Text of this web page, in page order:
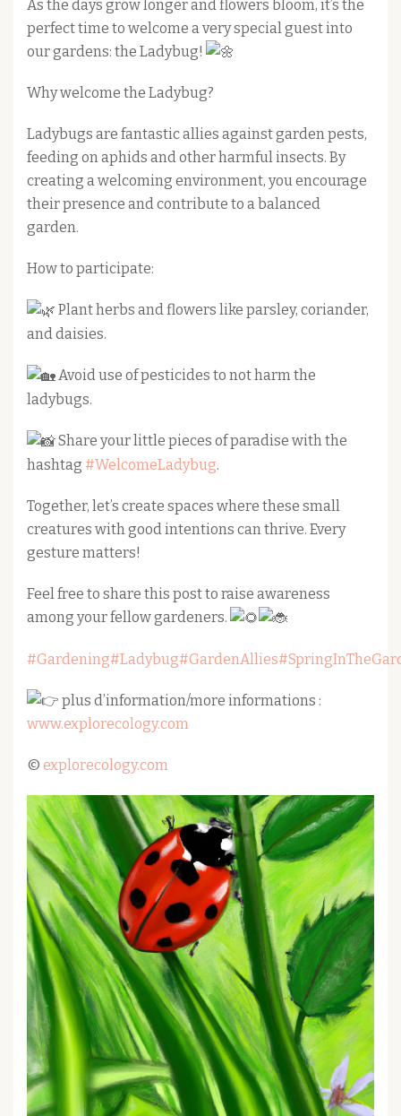
As the days grow longer and flowers bloom, it’s the
perfect time to welcome a very special guest into
our gardens: the Ladybug!
Why welcome the Ladybug?
Ladybugs are fantastic allies against garden pests,
feeding on aphids and other harmful insects. By
creating a welcoming environment, you encourage
their presence and contribute to a balanced
garden.
How to participate:
Plant herbs and flowers like parsley, coriander,
and daisies.
Avoid use of pesticides to not harm the
ladybugs.
Share your little pieces of paradise with the
hashtag #WelcomeLadybug.
Together, let’s create spaces where these small
creatures with good intentions can thrive. Every
gesture matters!
Feel free to share this post to raise awareness
among your fellow gardeners.
#Gardening#Ladybug#GardenAllies
plus d’information/more informations :
www.explorecology.com
© explorecology.com